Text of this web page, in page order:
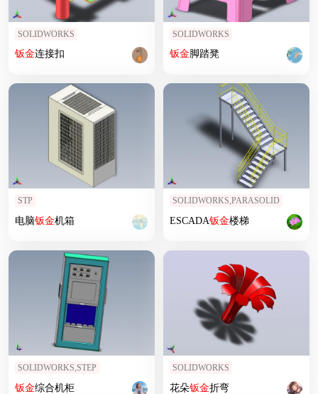
SOLIDWORKS
钣金连接扣
SOLIDWORKS
钣金脚踏凳
STP
电脑钣金机箱
SOLIDWORKS,PARASOLID
ESCADA钣金楼梯
SOLIDWORKS,STEP
钣金综合机柜
SOLIDWORKS
花朵钣金折弯